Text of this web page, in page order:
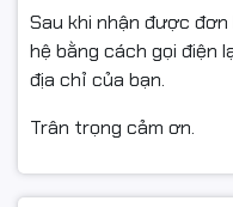
Sau khi nhận được
hệ bằng cách gọi điện
địa chỉ của bạn.
Trân trọng cảm ơn.